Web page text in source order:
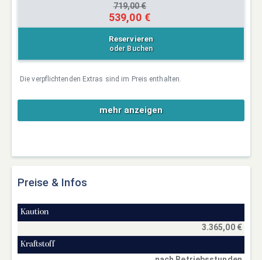
719,00 €
539,00 €
Reservieren
oder Buchen
Die verpflichtenden Extras sind im Preis enthalten.
mehr anzeigen
Preise & Infos
Kaution
3.365,00 €
Kraftstoff